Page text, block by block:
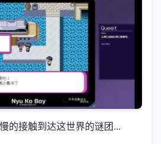
的接触到达这世界的谜团...